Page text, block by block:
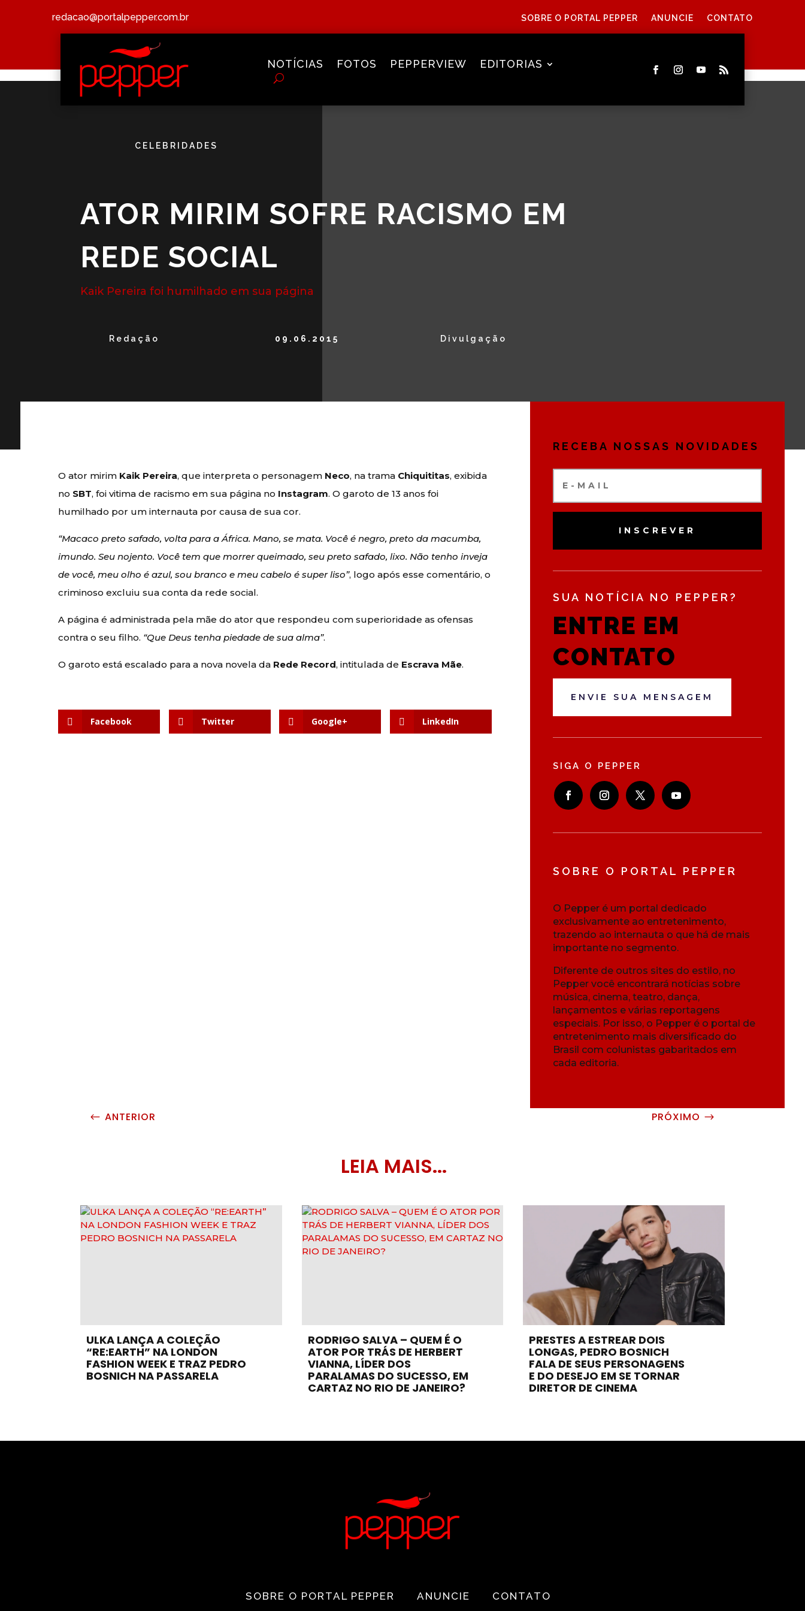
redacao@portalpepper.com.br SOBRE O PORTAL PEPPER ANUNCIE CONTATO
NOTÍCIAS FOTOS PEPPERVIEW EDITORIAS
CELEBRIDADES
ATOR MIRIM SOFRE RACISMO EM
REDE SOCIAL
Kaik Pereira foi humilhado em sua página
Redação 09.06.2015 Divulgação
O ator mirim Kaik Pereira, que interpreta o personagem Neco, na trama Chiquititas, exibida
no SBT, foi vitima de racismo em sua página no Instagram. O garoto de 13 anos foi
humilhado por um internauta por causa de sua cor.
“Macaco preto safado, volta para a África. Mano, se mata. Você é negro, preto da macumba,
imundo. Seu nojento. Você tem que morrer queimado, seu preto safado, lixo. Não tenho inveja
de você, meu olho é azul, sou branco e meu cabelo é super liso”, logo após esse comentário, o
criminoso excluiu sua conta da rede social.
A página é administrada pela mãe do ator que respondeu com superioridade as ofensas
contra o seu filho. “Que Deus tenha piedade de sua alma”.
O garoto está escalado para a nova novela da Rede Record, intitulada de Escrava Mãe.
Facebook Twitter Google+ LinkedIn
RECEBA NOSSAS NOVIDADES
INSCREVER
SUA NOTÍCIA NO PEPPER?
ENTRE EM
CONTATO
ENVIE SUA MENSAGEM
SIGA O PEPPER
SOBRE O PORTAL PEPPER
O Pepper é um portal dedicado
exclusivamente ao entretenimento,
trazendo ao internauta o que há de mais
importante no segmento.
Diferente de outros sites do estilo, no
Pepper você encontrará notícias sobre
música, cinema, teatro, dança,
lançamentos e várias reportagens
especiais. Por isso, o Pepper é o portal de
entretenimento mais diversificado do
Brasil com colunistas gabaritados em
cada editoria.
# ANTERIOR PRÓXIMO $
LEIA MAIS...
ULKA LANÇA A COLEÇÃO
“RE:EARTH” NA LONDON
FASHION WEEK E TRAZ PEDRO
BOSNICH NA PASSARELA
RODRIGO SALVA – QUEM É O
ATOR POR TRÁS DE HERBERT
VIANNA, LÍDER DOS
PARALAMAS DO SUCESSO, EM
CARTAZ NO RIO DE JANEIRO?
PRESTES A ESTREAR DOIS
LONGAS, PEDRO BOSNICH
FALA DE SEUS PERSONAGENS
E DO DESEJO EM SE TORNAR
DIRETOR DE CINEMA
SOBRE O PORTAL PEPPER ANUNCIE CONTATO